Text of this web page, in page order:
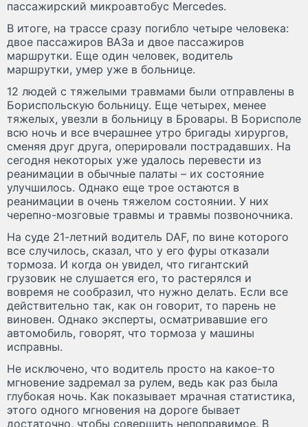
пассажирский микроавтобус Mercedes.
В итоге, на трассе сразу погибло четыре человека:
двое пассажиров ВАЗа и двое пассажиров
маршрутки. Еще один человек, водитель
маршрутки, умер уже в больнице.
12 людей с тяжелыми травмами были отправлены в
Бориспольскую больницу. Еще четырех, менее
тяжелых, увезли в больницу в Бровары. В Борисполе
всю ночь и все вчерашнее утро бригады хирургов,
сменяя друг друга, оперировали пострадавших. На
сегодня некоторых уже удалось перевести из
реанимации в обычные палаты – их состояние
улучшилось. Однако еще трое остаются в
реанимации в очень тяжелом состоянии. У них
черепно-мозговые травмы и травмы позвоночника.
На суде 21-летний водитель DAF, по вине которого
все случилось, сказал, что у его фуры отказали
тормоза. И когда он увидел, что гигантский
грузовик не слушается его, то растерялся и
вовремя не сообразил, что нужно делать. Если все
действительно так, как он говорит, то парень не
виновен. Однако эксперты, осматривавшие его
автомобиль, говорят, что тормоза у машины
исправны.
Не исключено, что водитель просто на какое-то
мгновение задремал за рулем, ведь как раз была
глубокая ночь. Как показывает мрачная статистика,
этого одного мгновения на дороге бывает
достаточно, чтобы совершить непоправимое. В